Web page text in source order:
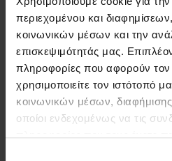
περιεχομένου και
κοινωνικών μέσων και την
επισκεψιμότητάς μας.
πληροφορίες που αφορούν
χρησιμοποιείτε τον ιστότοπό
κοινωνικών μέσων,
οποίοι ενδεχομένως να τις
πληροφορίες που τους έχετε